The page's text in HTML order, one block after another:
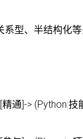
系型、半结构化
通]-> (Python:技